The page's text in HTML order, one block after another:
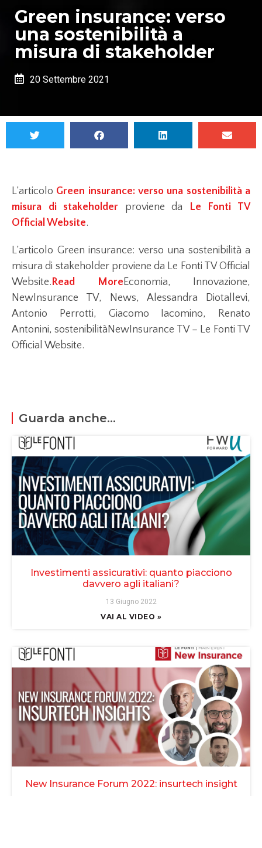
Green insurance: verso
una sostenibilità a
misura di stakeholder
20 Settembre 2021
L’articolo Green insurance: verso una sostenibilità a
misura di stakeholder proviene da
Le Fonti TV
Official Website.
L’articolo Green insurance: verso una sostenibilità a
misura di stakeholder proviene da Le Fonti TV Official
Website. Read More Economia, Innovazione,
NewInsurance TV, News, Alessandra Diotallevi,
Antonio Perrotti, Giacomo Iacomino, Renato
Antonini, sostenibilitàNewInsurance TV – Le Fonti TV
Official Website.
Guarda anche...
Investimenti assicurativi: quanto piacciono
davvero agli italiani?
13 Giugno 2022
VAI AL VIDEO »
New Insurance Forum 2022: insurtech insight